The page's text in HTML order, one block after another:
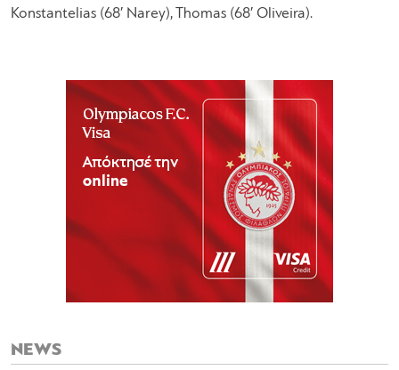
Konstantelias (68′ Narey), Thomas (68′ Oliveira).
NEWS